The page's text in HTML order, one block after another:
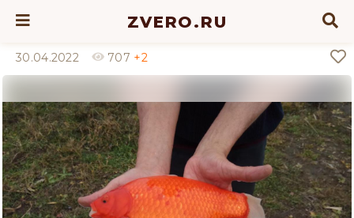
ZVERO.RU
30.04.2022 707 +2